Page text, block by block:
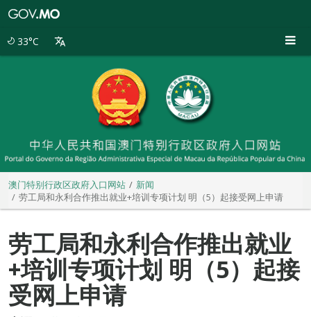
33°C
澳门特别行政区政府入口网站
新闻
劳工局和永利合作推出就业+培训专项计划 明（5）起接受网上申请
劳工局和永利合作推出就业
+培训专项计划 明（5）起接
受网上申请